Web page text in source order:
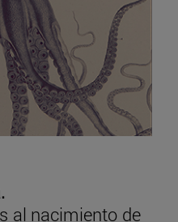
al nacimiento de